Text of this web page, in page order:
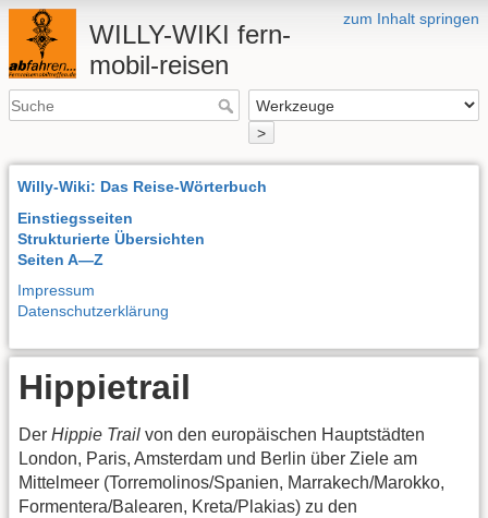
zum Inhalt springen
WILLY-WIKI fern-
mobil-reisen
>
Willy-Wiki: Das Reise-Wörterbuch
Einstiegsseiten
Strukturierte Übersichten
Seiten A—Z
Impressum
Datenschutzerklärung
Hippietrail
Der Hippie Trail von den europäischen Hauptstädten
London, Paris, Amsterdam und Berlin über Ziele am
Mittelmeer (Torremolinos/Spanien, Marrakech/Marokko,
Formentera/Balearen, Kreta/Plakias) zu den